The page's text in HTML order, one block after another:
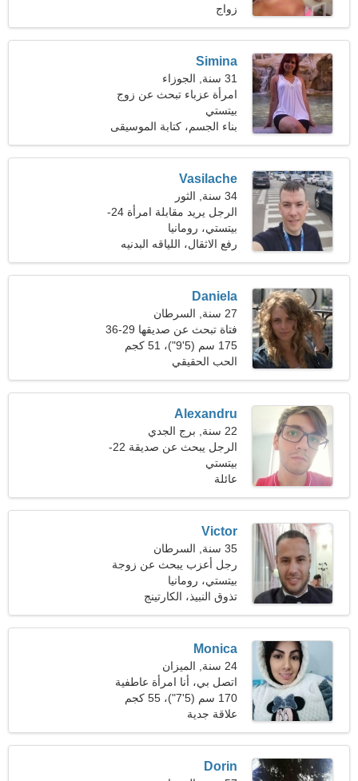
زواج
Simina
31 سنة, الجوزاء
امرأة عزباء تبحث عن زوج
بيتستي
بناء الجسم، كتابة الموسيقى
Vasilache
34 سنة, الثور
الرجل يريد مقابلة امرأة 24-
29
بيتستي، رومانيا
رفع الاثقال، اللياقه البدنيه
Daniela
27 سنة, السرطان
فتاة تبحث عن صديقها 29-36
175 سم (5'9")، 51 كجم
(112 رطلا)
الحب الحقيقي
Alexandru
22 سنة, برج الجدي
الرجل يبحث عن صديقة 22-
31
بيتستي
عائلة
Victor
35 سنة, السرطان
رجل أعزب يبحث عن زوجة
بيتستي، رومانيا
تذوق النبيذ، الكارتينج
Monica
24 سنة, الميزان
اتصل بي، أنا امرأة عاطفية
170 سم (5'7")، 55 كجم
(121 رطلا)
علاقة جدية
Dorin